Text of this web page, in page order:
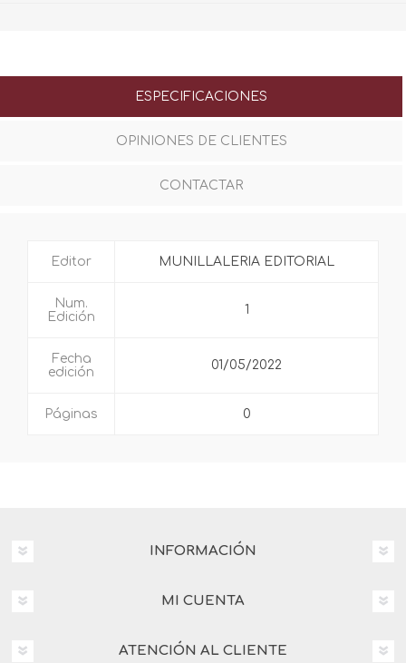
ESPECIFICACIONES
OPINIONES DE CLIENTES
CONTACTAR
Editor MUNILLALERIA EDITORIAL
Num.
Edición
1
Fecha
edición
01/05/2022
Páginas 0
INFORMACIÓN
MI CUENTA
ATENCIÓN AL CLIENTE